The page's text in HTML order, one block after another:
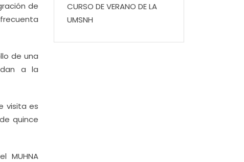
de
de una
a la
visita es
quince
MUHNA
CURSO DE VERANO DE LA
UMSNH